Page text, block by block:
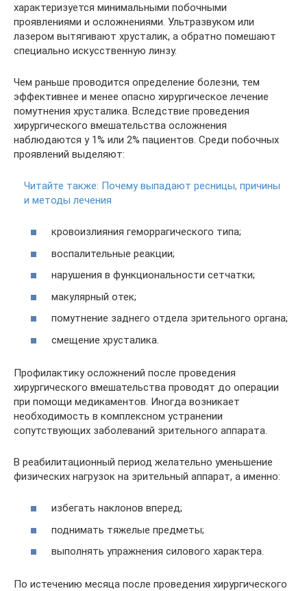
характеризуется минимальными побочными
проявлениями и осложнениями. Ультразвуком или
лазером вытягивают хрусталик, а обратно помешают
специально искусственную линзу.
Чем раньше проводится определение болезни, тем
эффективнее и менее опасно хирургическое лечение
помутнения хрусталика. Вследствие проведения
хирургического вмешательства осложнения
наблюдаются у 1% или 2% пациентов. Среди побочных
проявлений выделяют:
Читайте также: Почему выпадают ресницы, причины
и методы лечения
кровоизлияния геморрагического типа;
воспалительные реакции;
нарушения в функциональности сетчатки;
макулярный отек;
помутнение заднего отдела зрительного органа;
смещение хрусталика.
Профилактику осложнений после проведения
хирургического вмешательства проводят до операции
при помощи медикаментов. Иногда возникает
необходимость в комплексном устранении
сопутствующих заболеваний зрительного аппарата.
В реабилитационный период желательно уменьшение
физических нагрузок на зрительный аппарат, а именно:
избегать наклонов вперед;
поднимать тяжелые предметы;
выполнять упражнения силового характера.
По истечению месяца после проведения хирургического